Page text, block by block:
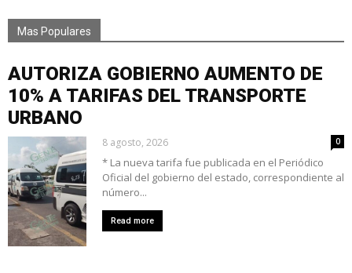
Mas Populares
AUTORIZA GOBIERNO AUMENTO DE
10% A TARIFAS DEL TRANSPORTE
URBANO
8 agosto, 2026 0
* La nueva tarifa fue publicada en el Periódico
Oficial del gobierno del estado, correspondiente al
número...
Read more